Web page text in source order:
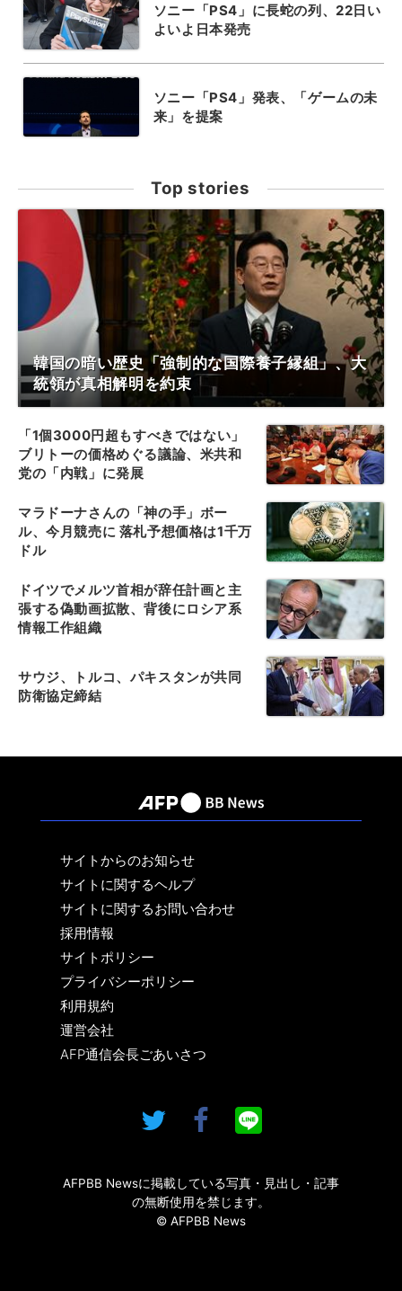
ソニー「PS4」に長蛇の列、22日い
よいよ日本発売
ソニー「PS4」発表、「ゲームの未
来」を提案
Top stories
韓国の暗い歴史「強制的な国際養子縁組」、大
統領が真相解明を約束
「1個3000円超もすべきではない」
ブリトーの価格めぐる議論、米共和
党の「内戦」に発展
マラドーナさんの「神の手」ボー
ル、今月競売に 落札予想価格は1千万
ドル
ドイツでメルツ首相が辞任計画と主
張する偽動画拡散、背後にロシア系
情報工作組織
サウジ、トルコ、パキスタンが共同
防衛協定締結
サイトからのお知らせ
サイトに関するヘルプ
サイトに関するお問い合わせ
採用情報
サイトポリシー
プライバシーポリシー
利用規約
運営会社
AFP通信会長ごあいさつ
AFPBB Newsに掲載している写真・見出し・記事
の無断使用を禁じます。
© AFPBB News